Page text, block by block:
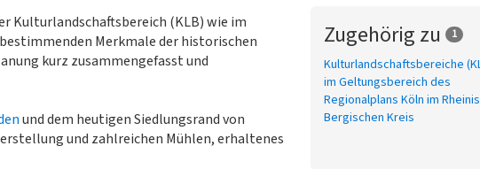
Kulturlandschaftsbereich (KLB) wie im
Merkmale der historischen
kurz zusammengefasst und
und dem heutigen Siedlungsrand von
und zahlreichen Mühlen, erhaltenes
Zugehörig zu 1
Kulturlandschaftsbereiche
im Geltungsbereich des
Regionalplans Köln im
Bergischen Kreis